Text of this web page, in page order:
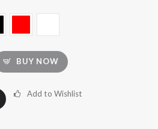
BUY NOW
Add to Wishlist